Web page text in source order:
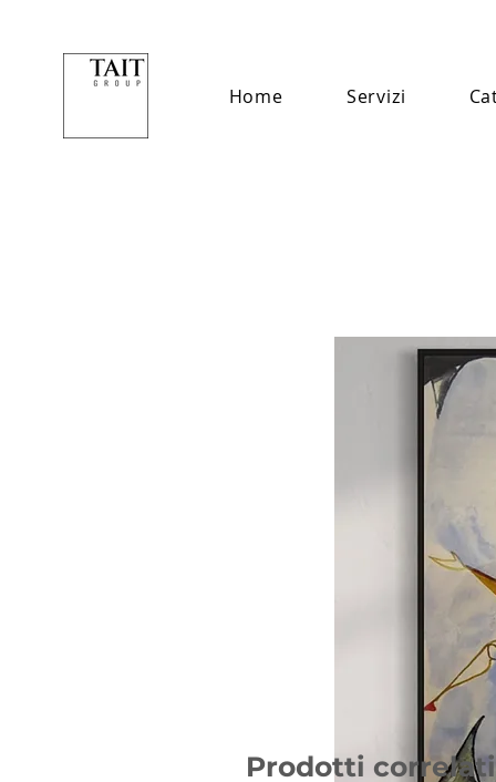
Home Servizi
Prodotti correlati